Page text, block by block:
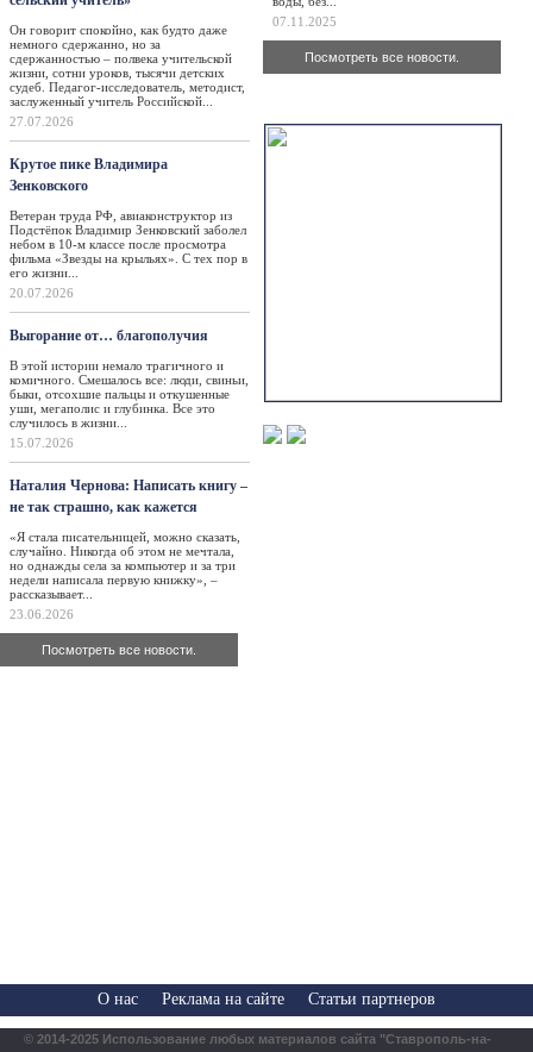
Он говорит спокойно, как будто даже
немного сдержанно, но за
сдержанностью – полвека учительской
жизни, сотни уроков, тысячи детских
судеб. Педагог-исследователь, методист,
заслуженный учитель Российской...
27.07.2026
Крутое пике Владимира
Зенковского
Ветеран труда РФ, авиаконструктор из
Подстёпок Владимир Зенковский заболел
небом в 10-м классе после просмотра
фильма «Звезды на крыльях». С тех пор в
его жизни...
20.07.2026
Выгорание от… благополучия
В этой истории немало трагичного и
комичного. Смешалось все: люди, свиньи,
быки, отсохшие пальцы и откушенные
уши, мегаполис и глубинка. Все это
случилось в жизни...
15.07.2026
Наталия Чернова: Написать книгу –
не так страшно, как кажется
«Я стала писательницей, можно сказать,
случайно. Никогда об этом не мечтала,
но однажды села за компьютер и за три
недели написала первую книжку», –
рассказывает...
23.06.2026
Посмотреть все новости.
07.11.2025
Посмотреть все новости.
О нас Реклама на сайте Статьи партнеров
© 2014-2025 Использование любых материалов сайта "Ставрополь-на-